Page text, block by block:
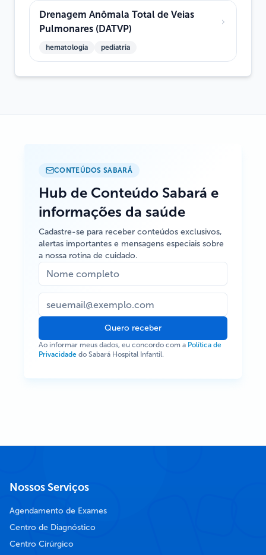
Drenagem Anômala Total de Veias
Pulmonares (DATVP)
hematologia pediatria
CONTEÚDOS SABARÁ
Hub de Conteúdo Sabará e
informações da saúde
Cadastre-se para receber conteúdos exclusivos,
alertas importantes e mensagens especiais sobre
a nossa rotina de cuidado.
Quero receber
Ao informar meus dados, eu concordo com a Política de
Privacidade do Sabará Hospital Infantil.
Nossos Serviços
Agendamento de Exames
Centro de Diagnóstico
Centro Cirúrgico